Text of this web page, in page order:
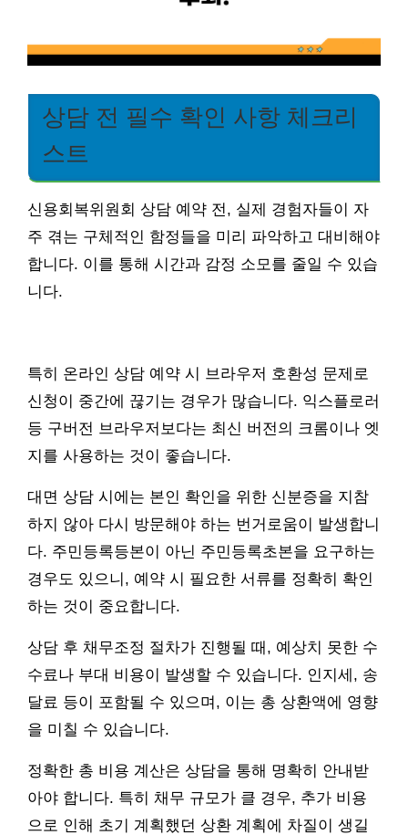
상담 전 필수 확인 사항 체크리
스트
신용회복위원회 상담 예약 전, 실제 경험자들이 자
주 겪는 구체적인 함정들을 미리 파악하고 대비해야
합니다. 이를 통해 시간과 감정 소모를 줄일 수 있습
니다.
특히 온라인 상담 예약 시 브라우저 호환성 문제로
신청이 중간에 끊기는 경우가 많습니다. 익스플로러
등 구버전 브라우저보다는 최신 버전의 크롬이나 엣
지를 사용하는 것이 좋습니다.
대면 상담 시에는 본인 확인을 위한 신분증을 지참
하지 않아 다시 방문해야 하는 번거로움이 발생합니
다. 주민등록등본이 아닌 주민등록초본을 요구하는
경우도 있으니, 예약 시 필요한 서류를 정확히 확인
하는 것이 중요합니다.
상담 후 채무조정 절차가 진행될 때, 예상치 못한 수
수료나 부대 비용이 발생할 수 있습니다. 인지세, 송
달료 등이 포함될 수 있으며, 이는 총 상환액에 영향
을 미칠 수 있습니다.
정확한 총 비용 계산은 상담을 통해 명확히 안내받
아야 합니다. 특히 채무 규모가 클 경우, 추가 비용
으로 인해 초기 계획했던 상환 계획에 차질이 생길